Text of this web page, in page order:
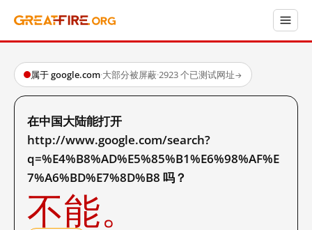
属于 google.com·大部分被屏蔽·2923 个已测试网址→
在中国大陆能打开
http://www.google.com/search?
q=%E4%B8%AD%E5%85%B1%E6%98%AF%E
7%A6%BD%E7%8D%B8 吗？
不能。